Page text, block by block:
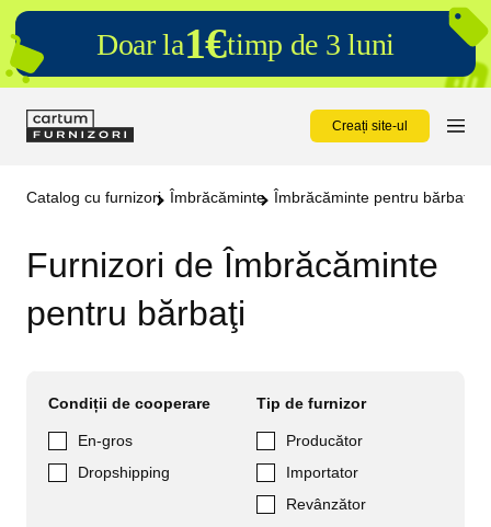
Doar la1€timp de 3 luni
Creați site-ul
Catalog cu furnizori Îmbrăcăminte Îmbrăcăminte pentru bărbaţi
Furnizori de Îmbrăcăminte
pentru bărbaţi
Condiții de cooperare
En-gros
Dropshipping
Tip de furnizor
Producător
Importator
Revânzător